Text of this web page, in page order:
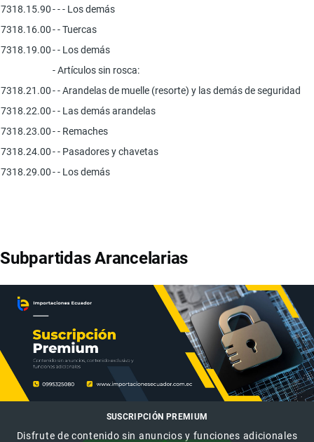
7318.15.90- - - Los demás
7318.16.00- - Tuercas
7318.19.00- - Los demás
- Artículos sin rosca:
7318.21.00- - Arandelas de muelle (resorte) y las demás de seguridad
7318.22.00- - Las demás arandelas
7318.23.00- - Remaches
7318.24.00- - Pasadores y chavetas
7318.29.00- - Los demás
Subpartidas Arancelarias
SUSCRIPCIÓN PREMIUM
Disfrute de contenido sin anuncios y funciones adicionales